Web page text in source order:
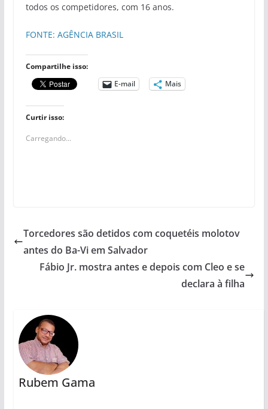
todos os competidores, com 16 anos.
FONTE: AGÊNCIA BRASIL
Compartilhe isso:
E-mail
Mais
Curtir isso:
Carregando...
Torcedores são detidos com coquetéis molotov
antes do Ba-Vi em Salvador
Fábio Jr. mostra antes e depois com Cleo e se
declara à filha
Rubem Gama